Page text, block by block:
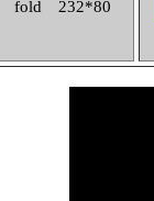
fold 232*80